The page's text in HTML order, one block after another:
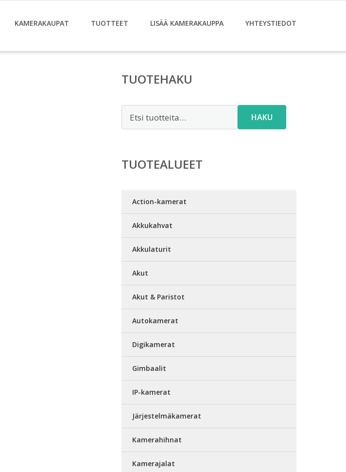
KAMERAKAUPAT TUOTTEET LISÄÄ KAMERAKAUPPA YHTEYSTIEDOT
TUOTEHAKU
HAKU
TUOTEALUEET
Action-kamerat
Akkukahvat
Akkulaturit
Akut
Akut & Paristot
Autokamerat
Digikamerat
Gimbaalit
IP-kamerat
Järjestelmäkamerat
Kamerahihnat
Kamerajalat